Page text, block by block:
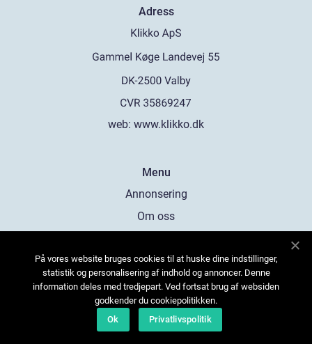
Adress
web: www.klikko.dk
Menu
Annonsering
Om oss
Kontakta oss
Sitemap
På vores website bruges cookies til at huske dine indstillinger,
statistik og personalisering af indhold og annoncer. Denne
information deles med tredjepart. Ved fortsat brug af websiden
godkender du cookiepolitikken.
Ok
Privatlivspolitik